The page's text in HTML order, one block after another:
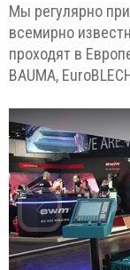
Мы регулярно
всемирно
проходят в
BAUMA,